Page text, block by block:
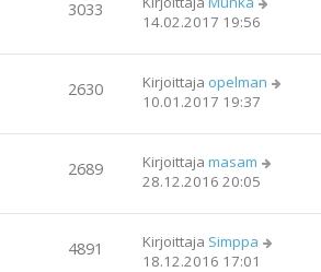
3033
14.02.2017 19:56
2630 Kirjoittaja opelman
10.01.2017 19:37
2689 Kirjoittaja masam
28.12.2016 20:05
4891 Kirjoittaja Simppa
18.12.2016 17:01